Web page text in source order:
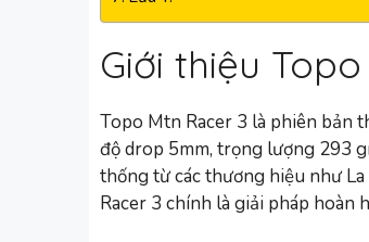
Giới thiệu
Topo Mtn Racer 3 là phiên bản
độ drop 5mm, trọng lượng 293
thống từ các thương hiệu như
Racer 3 chính là giải pháp hoàn